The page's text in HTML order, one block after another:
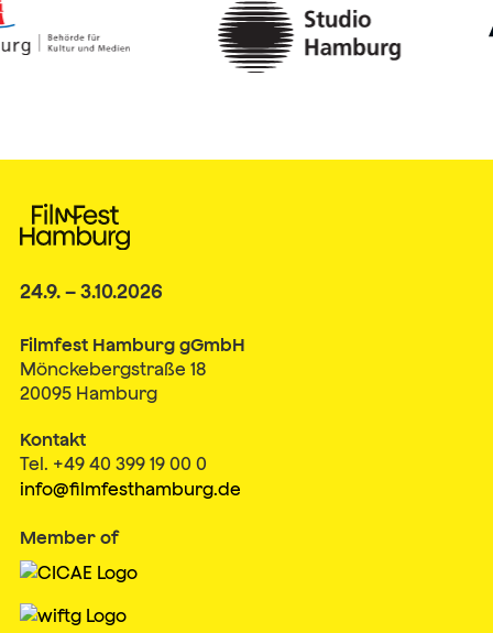
24.9. – 3.10.2026
Filmfest Hamburg gGmbH
Mönckebergstraße 18
20095 Hamburg
Kontakt
Tel. +49 40 399 19 00 0
info@filmfesthamburg.de
Member of